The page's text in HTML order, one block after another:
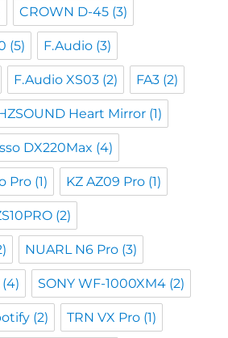
CROWN D-45 (3)
(5) F.Audio (3)
F.Audio XS03 (2) FA3 (2)
Heart Mirror (1)
DX220Max (4)
Pro (1) KZ AZ09 Pro (1)
(2)
NUARL N6 Pro (3)
(4) SONY WF-1000XM4 (2)
(2) TRN VX Pro (1)